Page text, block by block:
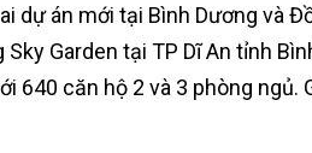
dự án mới tại Bình Dương và
Sky Garden tại TP Dĩ An tỉnh
640 căn hộ 2 và 3 phòng